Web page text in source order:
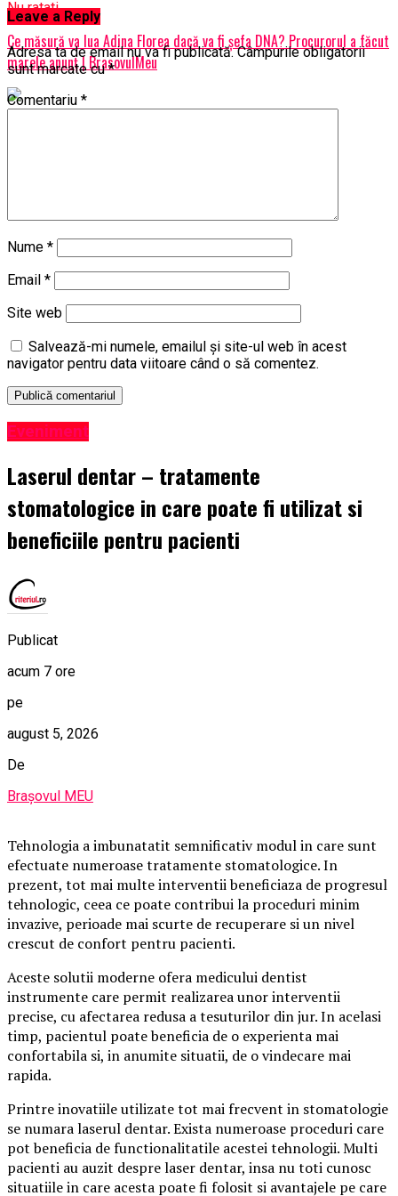
Nu ratati
Ce măsură va lua Adina Florea dacă va fi șefa DNA? Procurorul a făcut
marele anunț | BrasovulMeu
Leave a Reply
Adresa ta de email nu va fi publicată. Câmpurile obligatorii
sunt marcate cu*
Comentariu *
Nume *
Email *
Site web
Salvează-mi numele, emailul și site-ul web în acest
navigator pentru data viitoare când o să comentez.
Eveniment
Laserul dentar – tratamente
stomatologice in care poate fi utilizat si
beneficiile pentru pacienti
Publicat
acum 7 ore
pe
august 5, 2026
De
Brașovul MEU
Tehnologia a imbunatatit semnificativ modul in care sunt
efectuate numeroase tratamente stomatologice. In
prezent, tot mai multe interventii beneficiaza de progresul
tehnologic, ceea ce poate contribui la proceduri minim
invazive, perioade mai scurte de recuperare si un nivel
crescut de confort pentru pacienti.
Aceste solutii moderne ofera medicului dentist
instrumente care permit realizarea unor interventii
precise, cu afectarea redusa a tesuturilor din jur. In acelasi
timp, pacientul poate beneficia de o experienta mai
confortabila si, in anumite situatii, de o vindecare mai
rapida.
Printre inovatiile utilizate tot mai frecvent in stomatologie
se numara laserul dentar. Exista numeroase proceduri care
pot beneficia de functionalitatile acestei tehnologii. Multi
pacienti au auzit despre laser dentar, insa nu toti cunosc
situatiile in care acesta poate fi folosit si avantajele pe care